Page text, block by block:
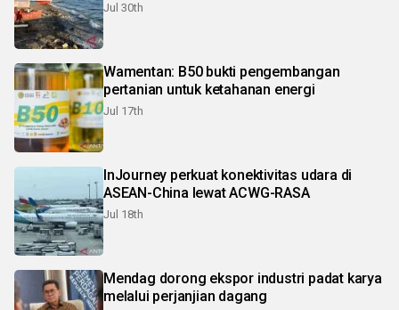
Jul 30th
Wamentan: B50 bukti pengembangan
pertanian untuk ketahanan energi
Jul 17th
InJourney perkuat konektivitas udara di
ASEAN-China lewat ACWG-RASA
Jul 18th
Mendag dorong ekspor industri padat karya
melalui perjanjian dagang